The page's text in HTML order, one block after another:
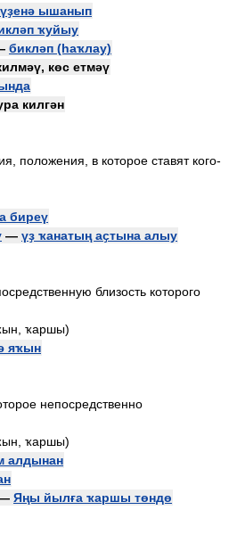
ышанып
ҡуйыу
бикләп (һаҡлау)
көс етмәү
килгән
положения, в которое ставят кого-
биреү
— үҙ ҡанатың аҫтына алыу
близость которого
ҡаршы)
яҡын
непосредственно
ҡаршы)
алдынан
Яңы йылға ҡаршы төндө